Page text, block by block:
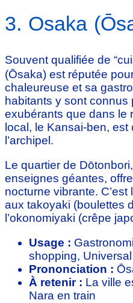
3. Osaka
Souvent qualifiée de
(Ōsaka) est réputée
chaleureuse et sa
habitants y sont
exubérants que dans le
local, le Kansai-ben,
l’archipel.
Le quartier de
enseignes géantes,
nocturne vibrante. C’est
aux takoyaki (boulettes
l’okonomiyaki (crêpe
Usage :
shopping,
Prononciation :
À retenir : La ville
Nara en train